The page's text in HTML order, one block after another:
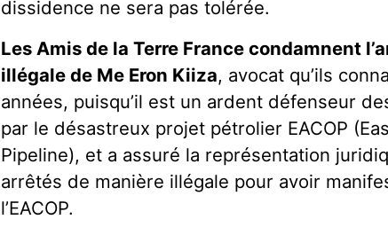
dissidence ne sera pas tolérée.
Les Amis de la Terre France condamnent
illégale de Me Eron Kiiza, avocat qu’ils
années, puisqu’il est un ardent défenseur
par le désastreux projet pétrolier EACOP
Pipeline), et a assuré la représentation
arrêtés de manière illégale pour avoir
l’EACOP.